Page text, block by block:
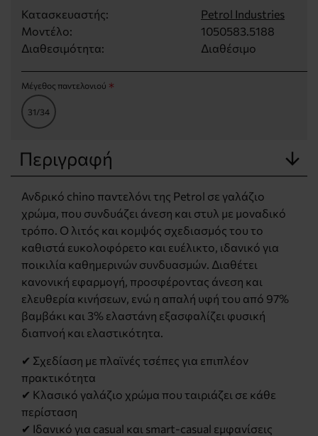
Κατασκευαστής:
Petrol Industries
Μοντέλο:
1050583.5188
Διαθεσιμότητα:
Διαθέσιμο
Μέγεθος παντελονιού
31/34
Περιγραφή
Ανδρικό chino παντελόνι της Petrol σε γαλάζιο
χρώμα, που συνδυάζει άνεση και στυλ με μοναδικό
τρόπο. Ο λιτός και κομψός σχεδιασμός του το
καθιστά ευκολοφόρετο και ευέλικτο, ιδανικό για
ποικιλία καθημερινών συνδυασμών. Διαθέτει
κανονική εφαρμογή, προσφέροντας άνεση και
ελευθερία κινήσεων, ενώ η απαλή υφή του από 97%
βαμβάκι και 3% ελαστάνη εξασφαλίζει φυσική
διαπνοή και ελαστικότητα.
✔ Σχεδίαση με πλαϊνές τσέπες για επιπλέον
πρακτικότητα
✔ Κλασικό γαλάζιο χρώμα που ταιριάζει σε κάθε
περίσταση
✔ Ιδανικό για casual και smart-casual εμφανίσεις